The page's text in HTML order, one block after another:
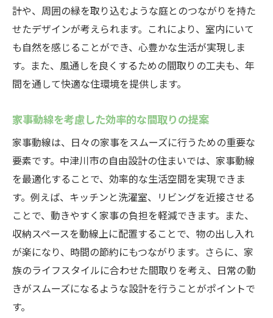
自由設計で取り入れる最新の住宅設備
家事動線を支える持続可能な設計
ライフスタイルに合わせた柔軟なレイアウ
ト
効率的な家事動線がもたらす中津川市でのスト
家事時間を短縮する自由設計の工夫
ストレス軽減に繋がる家事動線の最適化
中津川市での暮らしに最適な家事動線の事
例
家事動線が生む家族のコミュニケーション
住まいの快適性を高める家事動線
健康的な生活を支える住宅設計
中津川市の自然と調和する家事動線を考慮した
住まいのデザイン
計や、周囲の緑を取り込むような庭とのつながりを持た
せたデザインが考えられます。これにより、室内にいて
も自然を感じることができ、心豊かな生活が実現しま
す。また、風通しを良くするための間取りの工夫も、年
間を通して快適な住環境を提供します。
家事動線を考慮した効率的な間取りの提案
家事動線は、日々の家事をスムーズに行うための重要な
要素です。中津川市の自由設計の住まいでは、家事動線
を最適化することで、効率的な生活空間を実現できま
す。例えば、キッチンと洗濯室、リビングを近接させる
ことで、動きやすく家事の負担を軽減できます。また、
収納スペースを動線上に配置することで、物の出し入れ
が楽になり、時間の節約にもつながります。さらに、家
族のライフスタイルに合わせた間取りを考え、日常の動
きがスムーズになるような設計を行うことがポイントで
す。